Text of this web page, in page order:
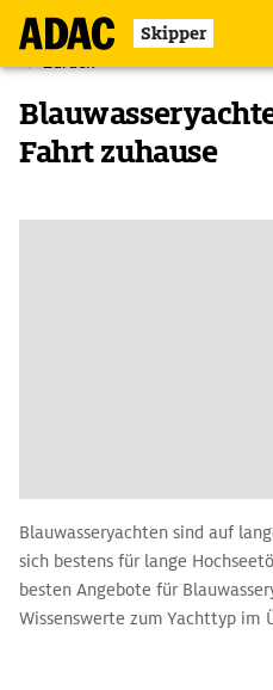
Skipper
Zurück
Fahrt zuhause
Blauwasseryachten sind auf
sich bestens für lange
besten Angebote für
Wissenswerte zum Yachttyp im